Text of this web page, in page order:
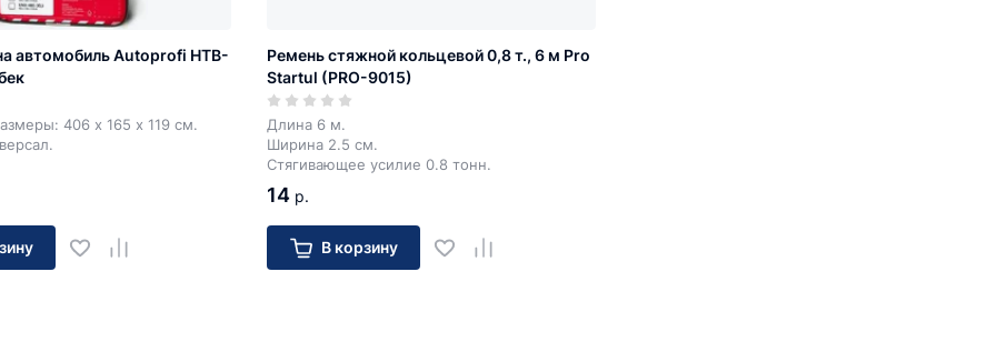
автомобиль Autoprofi HTB-
406 х 165 х 119 см.
Ремень стяжной кольцевой 0,8 т., 6 м Pro
Startul (PRO-9015)
Длина 6 м.
Ширина 2.5 см.
Стягивающее усилие 0.8 тонн.
14 р.
В корзину